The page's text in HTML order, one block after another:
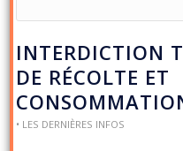
INTERDICTION
DE RÉCOLTE ET
• LES DERNIÈRES INFOS